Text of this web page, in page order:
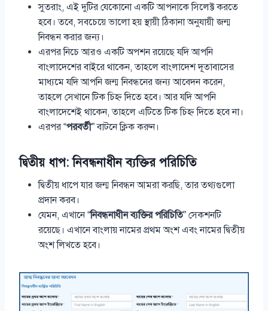
সুতরাং, এই দুটির যেকোনো একটি আপনাকে সিলেক্ট করতে
হবে। তবে, সবচেয়ে ভালো হয় স্থায়ী ঠিকানা অনুযায়ী জন্ম
নিবন্ধন করার জন্য।
এরপর নিচে আরও একটি অপশন রয়েছে যদি আপনি
বাংলাদেশের বাইরে থাকেন, তাহলে বাংলাদেশ দূতাবাসের
মাধ্যমে যদি আপনি জন্ম নিবন্ধনের জন্য আবেদন করেন,
তাহলে সেখানে টিক চিহ্ন দিতে হবে। আর যদি আপনি
বাংলাদেশেই থাকেন, তাহলে এটিতে টিক চিহ্ন দিতে হবে না।
এরপর “পরবর্তী” বাটনে ক্লিক করুন।
দ্বিতীয় ধাপ: নিবন্ধনাধীন ব্যক্তির পরিচিতি
দ্বিতীয় ধাপে যার জন্ম নিবন্ধন আমরা করছি, তার তথ্যগুলো
প্রদান করব।
যেমন, এখানে “নিবন্ধনাধীন ব্যক্তির পরিচিতি” সেকশনটি
রয়েছে। এখানে বাংলায় নামের প্রথম অংশ এবং নামের দ্বিতীয়
অংশ লিখতে হবে।